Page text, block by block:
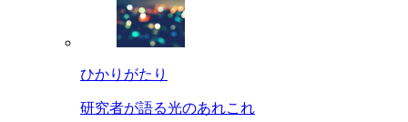
ひかりがたり
研究者が語る光のあれこれ